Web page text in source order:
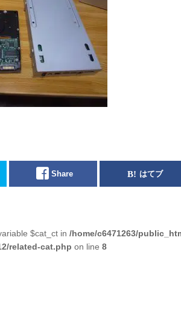
Share はてブ
$cat_ct in /home/c6471263/
related-cat.php on line 8